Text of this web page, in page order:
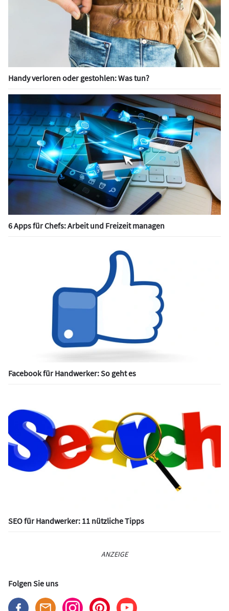
Handy verloren oder gestohlen: Was tun?
6 Apps für Chefs: Arbeit und Freizeit managen
Facebook für Handwerker: So geht es
SEO für Handwerker: 11 nützliche Tipps
ANZEIGE
Folgen Sie uns